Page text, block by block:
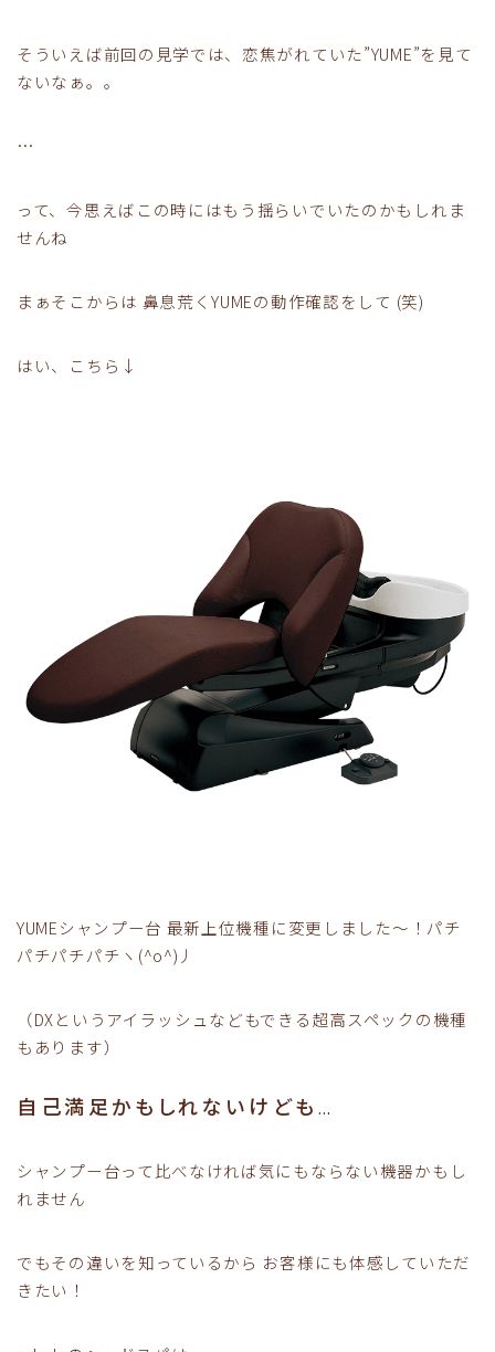
そういえば前回の見学では、恋焦がれていた”YUME”を見て
ないなぁ。。
…
って、今思えばこの時にはもう揺らいでいたのかもしれま
せんね
まぁそこからは 鼻息荒くYUMEの動作確認をして (笑)
はい、こちら↓
YUMEシャンプー台 最新上位機種に変更しました～！パチ
パチパチパチヽ(^o^)丿
（DXというアイラッシュなどもできる超高スペックの機種
もあります）
自己満足かもしれないけども…
シャンプー台って比べなければ気にもならない機器かもし
れません
でもその違いを知っているから お客様にも体感していただ
きたい！